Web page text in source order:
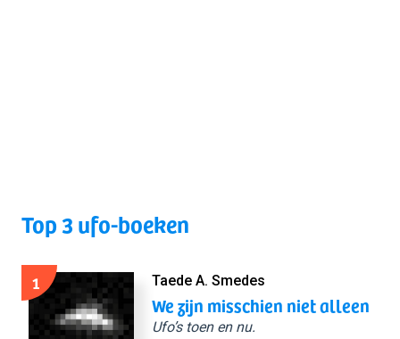
Top 3 ufo-boeken
1 Taede A. Smedes
We zijn misschien niet alleen
Ufo’s toen en nu.